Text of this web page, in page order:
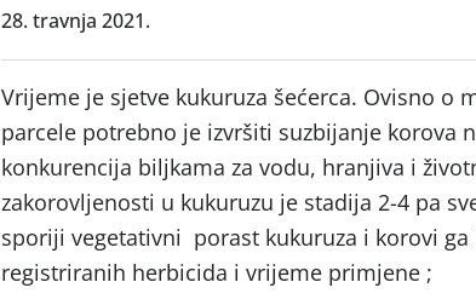
28. travnja 2021.
Vrijeme je sjetve kukuruza šećerca. Ovisno o
parcele potrebno je izvršiti suzbijanje korova
konkurencija biljkama za vodu, hranjiva i
zakorovljenosti u kukuruzu je stadija 2-4 pa
sporiji vegetativni porast kukuruza i korovi
registriranih herbicida i vrijeme primjene ;